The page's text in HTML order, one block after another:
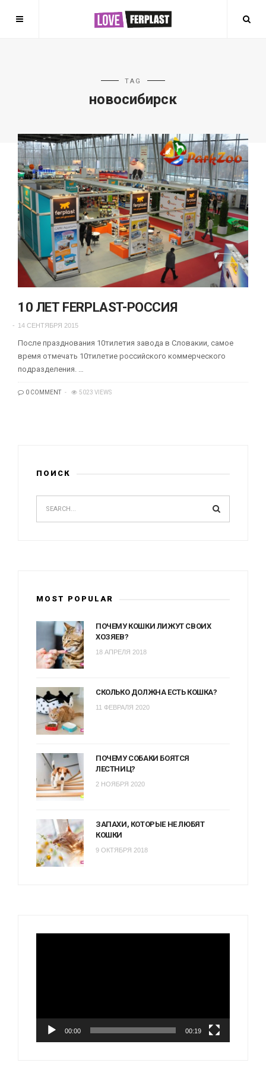
TAG
новосибирск
10 ЛЕТ FERPLAST-РОССИЯ
14 СЕНТЯБРЯ 2015
После празднования 10тилетия завода в Словакии, самое
время отмечать 10тилетие российского коммерческого
подразделения. …
0 COMMENT 5023 VIEWS
ПОИСК
MOST POPULAR
ПОЧЕМУ КОШКИ ЛИЖУТ СВОИХ
ХОЗЯЕВ?
18 АПРЕЛЯ 2018
СКОЛЬКО ДОЛЖНА ЕСТЬ КОШКА?
11 ФЕВРАЛЯ 2020
ПОЧЕМУ СОБАКИ БОЯТСЯ
ЛЕСТНИЦ?
2 НОЯБРЯ 2020
ЗАПАХИ, КОТОРЫЕ НЕ ЛЮБЯТ
КОШКИ
9 ОКТЯБРЯ 2018
00:00 00:19